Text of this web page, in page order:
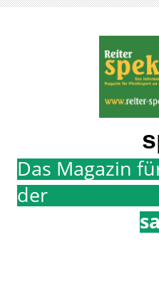
Das Magazin
der